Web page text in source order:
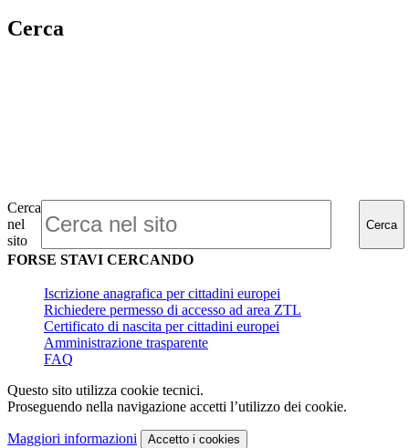
Cerca
Cerca
nel
sito
Cerca
FORSE STAVI CERCANDO
Iscrizione anagrafica per cittadini europei
Richiedere permesso di accesso ad area ZTL
Certificato di nascita per cittadini europei
Amministrazione trasparente
FAQ
Questo sito utilizza cookie tecnici.
Proseguendo nella navigazione accetti l’utilizzo dei cookie.
Maggiori informazioni Accetto i cookies